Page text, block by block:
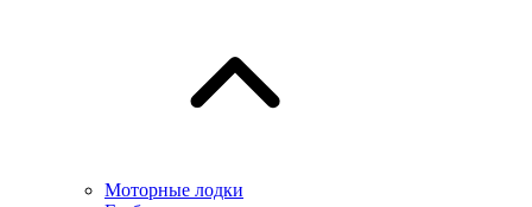
Моторные лодки